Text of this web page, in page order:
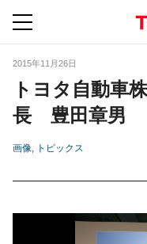
2015年11月26日
トヨタ自動車
長 豊田章男
画像 トピックス